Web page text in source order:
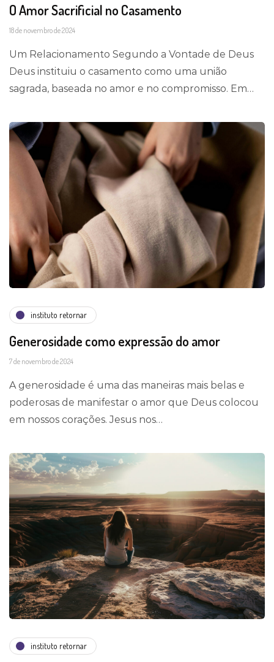
O Amor Sacrificial no Casamento
18 de novembro de 2024
Um Relacionamento Segundo a Vontade de Deus
Deus instituiu o casamento como uma união
sagrada, baseada no amor e no compromisso. Em…
instituto retornar
Generosidade como expressão do amor
7 de novembro de 2024
A generosidade é uma das maneiras mais belas e
poderosas de manifestar o amor que Deus colocou
em nossos corações. Jesus nos…
instituto retornar